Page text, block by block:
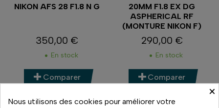
NIKON AFS 28 F1.8 N G
Prix
350,00 €
En stock
Comparer
20MM F1.8 EX DG
ASPHERICAL RF
(MONTURE NIKON F)
Prix
290,00 €
En stock
Comparer
×
Nous utilisons des cookies pour améliorer votre